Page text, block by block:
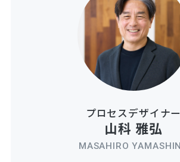
プロセスデザイナー
山科 雅弘
MASAHIRO